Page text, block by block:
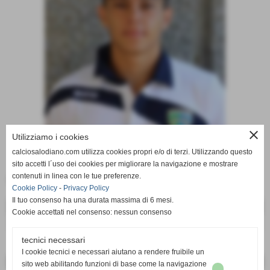
Data di nascita:10-02-1994
DATI
<< PRECEDENTE SUCCESSIVO >>
close
Utilizziamo i cookies
calciosalodiano.com utilizza cookies propri e/o di terzi. Utilizzando questo
sito accetti l´uso dei cookies per migliorare la navigazione e mostrare
contenuti in linea con le tue preferenze.
Cookie Policy - Privacy Policy
Il tuo consenso ha una durata massima di 6 mesi.
Cookie accettati nel consenso: nessun consenso
tecnici necessari
I cookie tecnici e necessari aiutano a rendere fruibile un
sito web abilitando funzioni di base come la navigazione